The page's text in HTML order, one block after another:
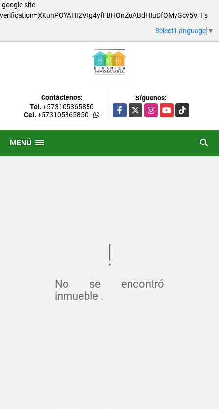
google-site-
verification=XKunPOYAHI2Vtg4yfFBHOnZuABdHtuDfQMyGcv5V_Fs
Select Language ▼
Contáctenos:
Tel. +573105365850
Cel. +573105365850 -
Síguenos:
Facebook
X InstagramYouTubeTikTok
MENÚ
No se encontró
inmueble .